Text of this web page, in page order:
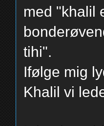
med "khalil
tihi".
Ifølge mig
Khalil vi